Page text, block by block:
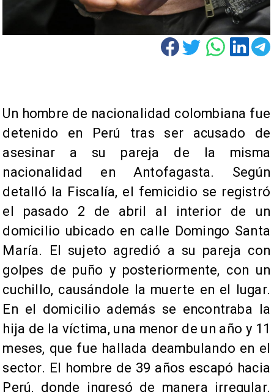
Un hombre de nacionalidad colombiana fue
detenido en Perú tras ser acusado de
asesinar a su pareja de la misma
nacionalidad en Antofagasta. Según
detalló la Fiscalía, el femicidio se registró
el pasado 2 de abril al interior de un
domicilio ubicado en calle Domingo Santa
María. El sujeto agredió a su pareja con
golpes de puño y posteriormente, con un
cuchillo, causándole la muerte en el lugar.
En el domicilio además se encontraba la
hija de la víctima, una menor de un año y 11
meses, que fue hallada deambulando en el
sector. El hombre de 39 años escapó hacia
Perú, donde ingresó de manera irregular.